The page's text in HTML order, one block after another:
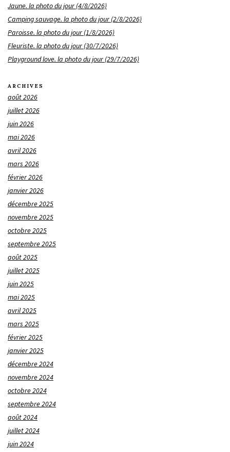
Jaune. la photo du jour (4/8/2026)
Camping sauvage. la photo du jour (2/8/2026)
Paroisse. la photo du jour (1/8/2026)
Fleuriste. la photo du jour (30/7/2026)
Playground love. la photo du jour (29/7/2026)
ARCHIVES
août 2026
juillet 2026
juin 2026
mai 2026
avril 2026
mars 2026
février 2026
janvier 2026
décembre 2025
novembre 2025
octobre 2025
septembre 2025
août 2025
juillet 2025
juin 2025
mai 2025
avril 2025
mars 2025
février 2025
janvier 2025
décembre 2024
novembre 2024
octobre 2024
septembre 2024
août 2024
juillet 2024
juin 2024